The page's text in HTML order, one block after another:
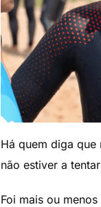
Há quem diga
não estiver a
Foi mais ou